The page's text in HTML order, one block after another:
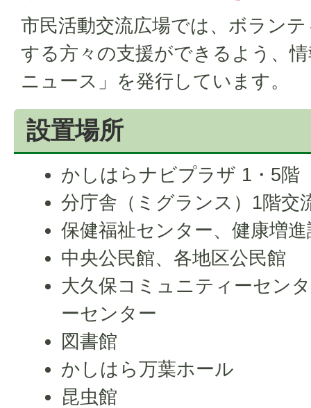
市民活動交流広場では、ボラン
する方々の支援ができるよう、
ニュース」を発行しています。
設置場所
かしはらナビプラザ 1・5階
分庁舎（ミグランス）1階交
保健福祉センター、健康増進
中央公民館、各地区公民館
大久保コミュニティーセン
ーセンター
図書館
かしはら万葉ホール
昆虫館